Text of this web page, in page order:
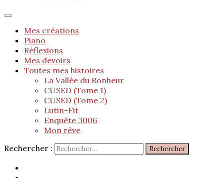
Mes créations
Piano
Réflexions
Mes devoirs
Toutes mes histoires
La Vallée du Bonheur
CUSED (Tome 1)
CUSED (Tome 2)
Lutin-Fit
Enquête 3006
Mon rêve
Rechercher :